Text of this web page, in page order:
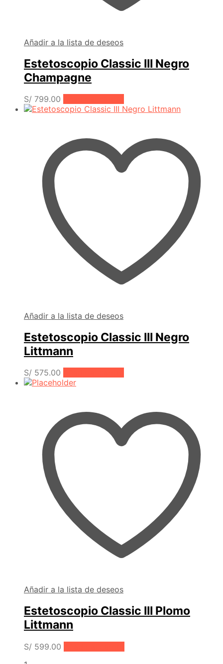
Añadir a la lista de deseos
Estetoscopio Classic III Negro
Champagne
S/ 799.00
Añadir a la lista de deseos
Estetoscopio Classic III Negro
Littmann
S/ 575.00
Añadir a la lista de deseos
Estetoscopio Classic III Plomo
Littmann
S/ 599.00